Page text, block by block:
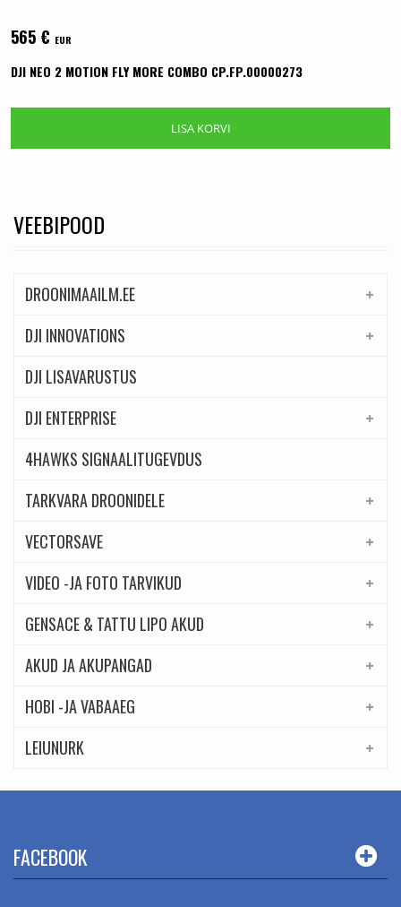
565 € EUR
DJI NEO 2 MOTION FLY MORE COMBO CP.FP.00000273
LISA KORVI
VEEBIPOOD
DROONIMAAILM.EE
DJI INNOVATIONS
DJI LISAVARUSTUS
DJI ENTERPRISE
4HAWKS SIGNAALITUGEVDUS
TARKVARA DROONIDELE
VECTORSAVE
VIDEO -JA FOTO TARVIKUD
GENSACE & TATTU LIPO AKUD
AKUD JA AKUPANGAD
HOBI -JA VABAAEG
LEIUNURK
FACEBOOK